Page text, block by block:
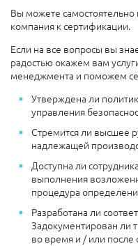
Вы можете самостоятельно
компания к сертификации.
Если на все вопросы вы
радостью окажем вам
менеджмента и поможем
Утверждена ли
управления
Стремится ли высшее
надлежащей
Доступна ли
выполнения
процедура
Разработана ли
Задокументирован ли
во время и / или после